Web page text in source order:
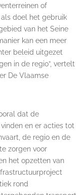
of
doel het gebruik
van het Seine
kan een meer
beleid uitgezet
in de regio”, vertelt
De Vlaamse
dat de
en er acties tot
de regio en de
zorgen voor
het opzetten van
rond